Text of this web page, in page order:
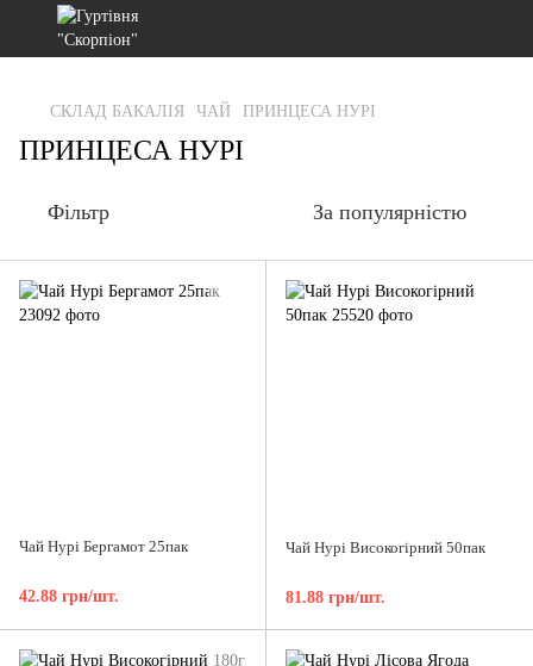
gtag('js', new Date()); gtag('config', 'G-RFXCKGNRF7');
СКЛАД БАКАЛІЯ ЧАЙ ПРИНЦЕСА НУРІ
ПРИНЦЕСА НУРІ
Фільтр За популярністю
Чай Нурі Бергамот 25пак
42.88 грн/шт.
Чай Нурі Високогірний 50пак
81.88 грн/шт.